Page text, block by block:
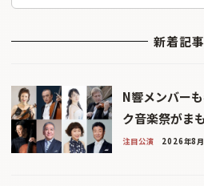
新着記事
N響メンバー
ク音楽祭がま
注目公演 2026年8